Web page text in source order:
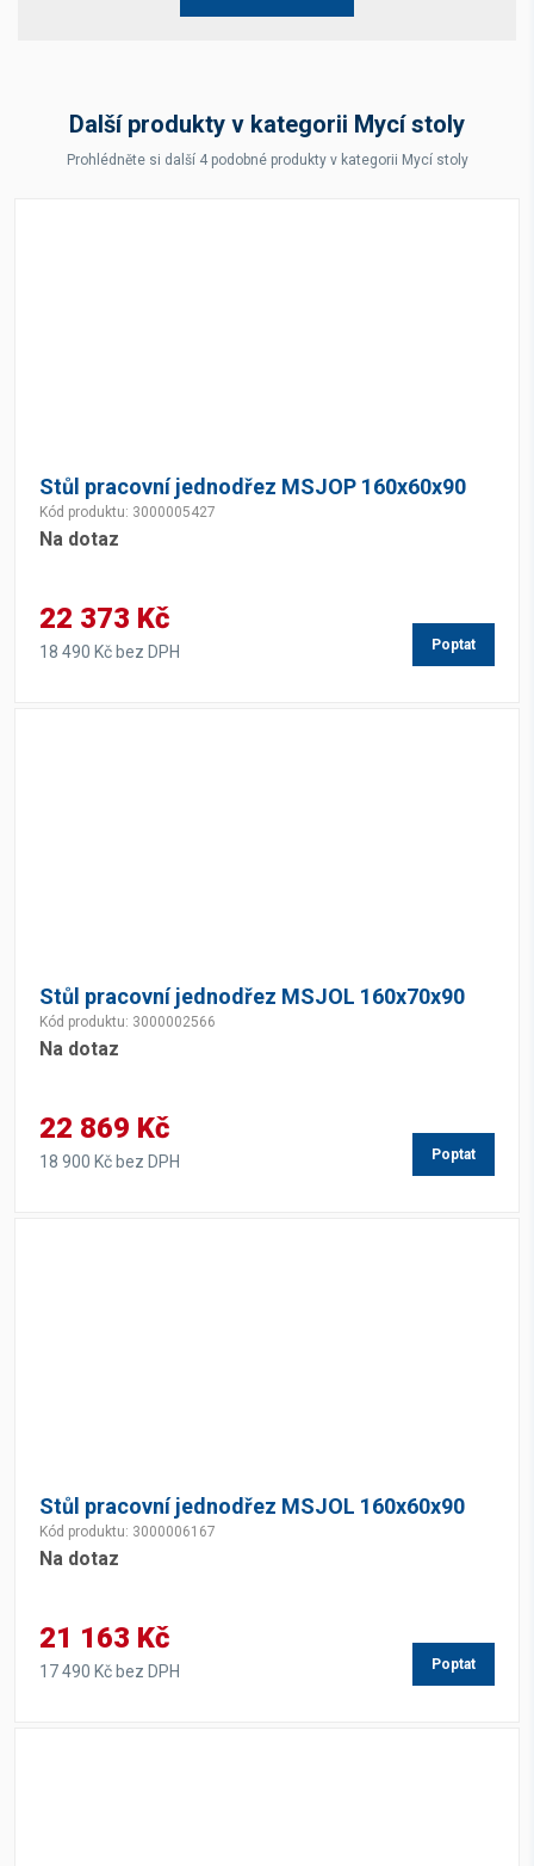
Další produkty v kategorii Mycí stoly
Prohlédněte si další 4 podobné produkty v kategorii Mycí stoly
Stůl pracovní jednodřez MSJOP 160x60x90
Kód produktu: 3000005427
Na dotaz
22 373 Kč
18 490 Kč bez DPH Poptat
Stůl pracovní jednodřez MSJOL 160x70x90
Kód produktu: 3000002566
Na dotaz
22 869 Kč
18 900 Kč bez DPH Poptat
Stůl pracovní jednodřez MSJOL 160x60x90
Kód produktu: 3000006167
Na dotaz
21 163 Kč
17 490 Kč bez DPH Poptat